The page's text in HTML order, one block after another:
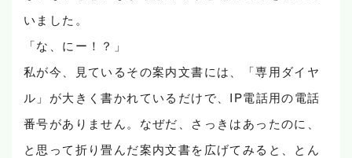
いました。
「な、にー！？」
私が今、見ているその案内文書には、「専用ダイヤ
ル」が大きく書かれているだけで、IP電話用の電話
番号がありません。なぜだ、さっきはあったのに、
と思って折り畳んだ案内文書を広げてみると、とん